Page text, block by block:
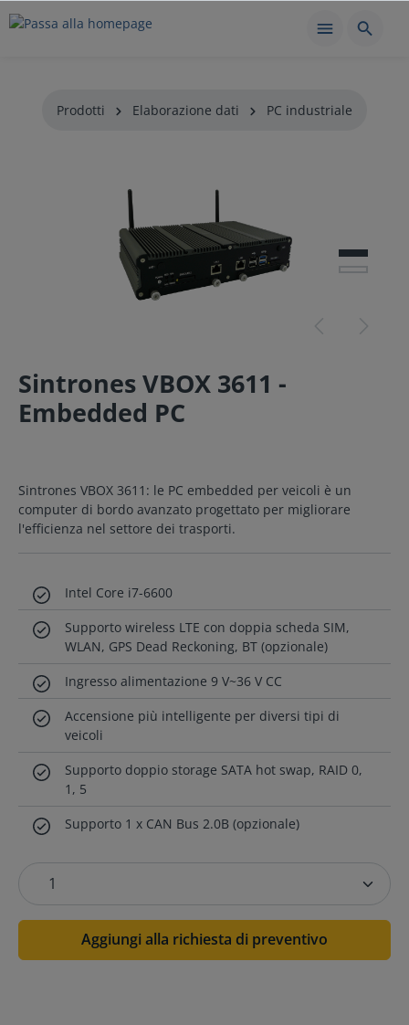
Prodotti Elaborazione dati PC industriale
Sintrones VBOX 3611 -
Embedded PC
Sintrones VBOX 3611: le PC embedded per veicoli è un
computer di bordo avanzato progettato per migliorare
l'efficienza nel settore dei trasporti.
Intel Core i7-6600
Supporto wireless LTE con doppia scheda SIM,
WLAN, GPS Dead Reckoning, BT (opzionale)
Ingresso alimentazione 9 V~36 V CC
Accensione più intelligente per diversi tipi di
veicoli
Supporto doppio storage SATA hot swap, RAID 0,
1, 5
Supporto 1 x CAN Bus 2.0B (opzionale)
Aggiungi alla richiesta di preventivo